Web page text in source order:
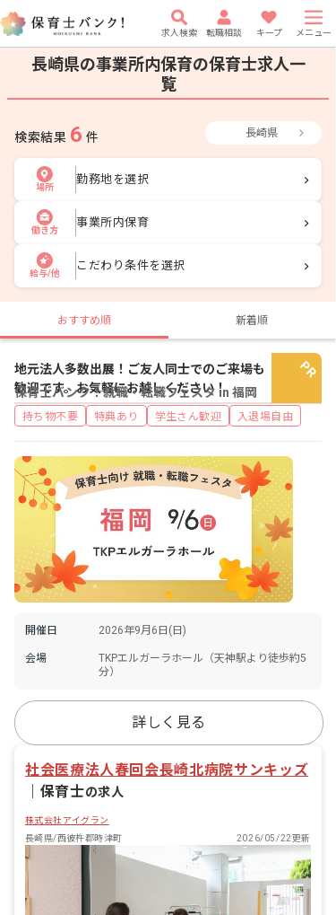
求人検索 転職相談 キープ メニュー
長崎県の事業所内保育の保育士求人一
覧
検索結果 6 件 長崎県
場所
勤務地を選択
働き方
事業所内保育
給与/他
こだわり条件を選択
おすすめ順 新着順
保育士バンク！就職・転職フェスタ in 福岡
地元法人多数出展！ご友人同士でのご来場も
歓迎です。お気軽にお越しください！
持ち物不要 特典あり 学生さん歓迎 入退場自由
開催日 2026年9月6日(日)
会場
TKPエルガーラホール（天神駅より徒歩約5
分）
詳しく見る
社会医療法人春回会長崎北病院サンキッズ
保育士の求人
株式会社アイグラン
長崎県/西彼杵郡時津町
2026/05/22更新